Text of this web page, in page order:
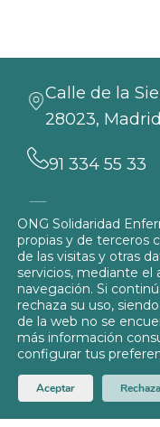
Calle de la
28023, Madrid
91 334 55 33
Contacta
© 2026 Solidaridad
ONG Solidaridad
propias y de terceros
de las visitas y otras
servicios, mediante el
navegación. Si
rechaza su uso,
de la web no se
más información
configurar tus
Aceptar